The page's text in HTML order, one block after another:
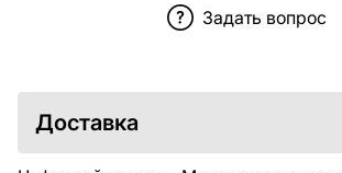
Задать вопрос
Доставка